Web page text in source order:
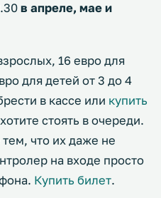
в апреле, мае и
16 евро для
для детей от 3 до 4
в кассе или купить
стоять в очереди.
что их даже не
на входе просто
Купить билет.